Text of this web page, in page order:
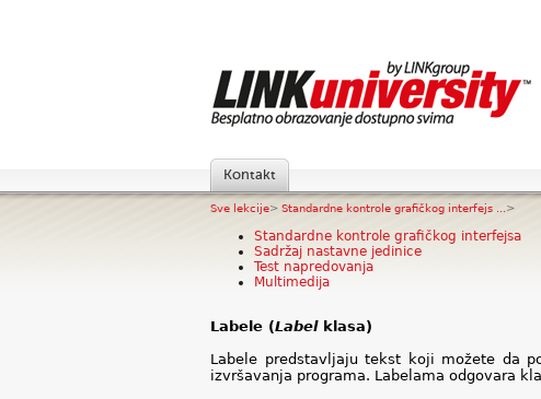
Kontakt
Sve lekcije> Standardne kontrole grafičkog interfejs ... >
Standardne kontrole grafičkog interfejsa
Sadržaj nastavne jedinice
Test napredovanja
Multimedija
Labele (Labelklasa)
Labele predstavljaju tekst koji možete da
izvršavanja programa. Labelama odgovara